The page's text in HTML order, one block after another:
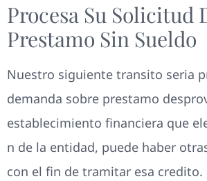
Procesa Su Solicitud
Prestamo Sin Sueldo
Nuestro siguiente transito seri­a
demanda sobre prestamo
establecimiento financiera que
n de la entidad, puede haber
con el fin de tramitar esa